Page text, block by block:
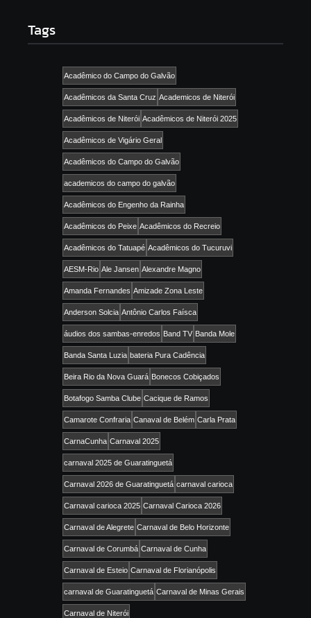
Tags
Acadêmico do Campo do Galvão
Acadêmicos da Santa Cruz Academicos de Niterói
Acadêmicos de Niterói Acadêmicos de Niterói 2025
Acadêmicos de Vigário Geral
Acadêmicos do Campo do Galvão
academicos do campo do galvão
Acadêmicos do Engenho da Rainha
Acadêmicos do Peixe Acadêmicos do Recreio
Acadêmicos do Tatuapé Acadêmicos do Tucuruvi
AESM-Rio Ale Jansen Alexandre Magno
Amanda Fernandes Amizade Zona Leste
Anderson Solcia Antônio Carlos Faísca
áudios dos sambas-enredos Band TV Banda Mole
Banda Santa Luzia bateria Pura Cadência
Beira Rio da Nova Guará Bonecos Cobiçados
Botafogo Samba Clube Cacique de Ramos
Camarote Confraria Canaval de Belém Carla Prata
CarnaCunha Carnaval 2025
carnaval 2025 de Guaratinguetá
Carnaval 2026 de Guaratinguetá carnaval carioca
Carnaval carioca 2025 Carnaval Carioca 2026
Carnaval de Alegrete Carnaval de Belo Horizonte
Carnaval de Corumbá Carnaval de Cunha
Carnaval de Esteio Carnaval de Florianópolis
carnaval de Guaratinguetá Carnaval de Minas Gerais
Carnaval de Niterói